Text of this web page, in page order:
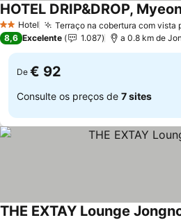
2 Estrelas
Hotel Terraço na cobertura com vista
HOTEL DRIP&DROP,
8,6 Excelente 1.087 a 0.8 km de
De € 92
Consulte os preços de 7 sites
THE EXTAY Lounge